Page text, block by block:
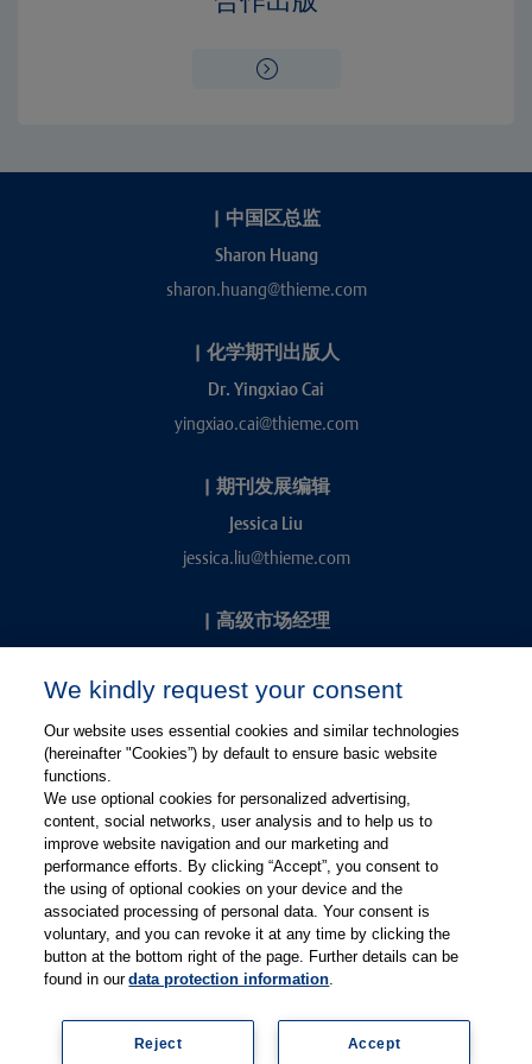
| 中国区总监
Sharon Huang
sharon.huang@thieme.com
| 化学期刊出版人
Dr. Yingxiao Cai
yingxiao.cai@thieme.com
| 期刊发展编辑
Jessica Liu
jessica.liu@thieme.com
| 高级市场经理
kevin.chang@thieme.com
关注微博
关注微信
有关Thieme图书翻译及版权业务，请联系：rights@thieme.de
| Thieme-Connect |
We kindly request your consent
Our website uses essential cookies and similar technologies
(hereinafter "Cookies”) by default to ensure basic website
functions.
We use optional cookies for personalized advertising,
content, social networks, user analysis and to help us to
improve website navigation and our marketing and
performance efforts. By clicking “Accept”, you consent to
the using of optional cookies on your device and the
associated processing of personal data. Your consent is
voluntary, and you can revoke it at any time by clicking the
button at the bottom right of the page. Further details can be
found in ourdata protection information.
Accept
Reject